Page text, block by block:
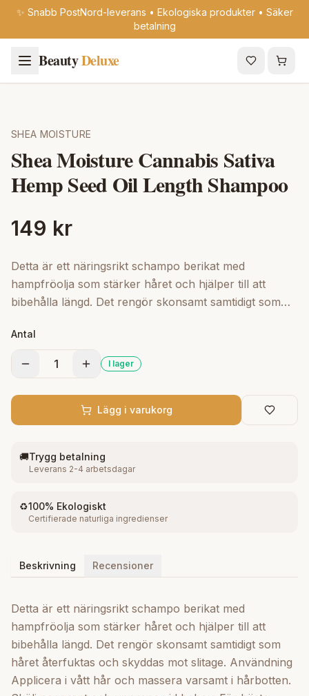
✨ Snabb PostNord-leverans • Ekologiska produkter • Säker
betalning
BeautyDeluxe
SHEA MOISTURE
Shea Moisture Cannabis Sativa
Hemp Seed Oil Length Shampoo
149 kr
Detta är ett näringsrikt schampo berikat med
hampfröolja som stärker håret och hjälper till att
bibehålla längd. Det rengör skonsamt samtidigt som
Applicera i vått hår och massera varsamt i hårbotten.
Skölj noggrant och upprepa vid behov. För bästa
resultat använd tillsammans med balsam i samma
serie.
Antal
1 I lager
Lägg i varukorg
🚚Trygg betalning
Leverans 2-4 arbetsdagar
♻️100% Ekologiskt
Certifierade naturliga ingredienser
Beskrivning Recensioner
Detta är ett näringsrikt schampo berikat med
hampfröolja som stärker håret och hjälper till att
bibehålla längd. Det rengör skonsamt samtidigt som
håret återfuktas och skyddas mot slitage. Användning
Applicera i vått hår och massera varsamt i hårbotten.